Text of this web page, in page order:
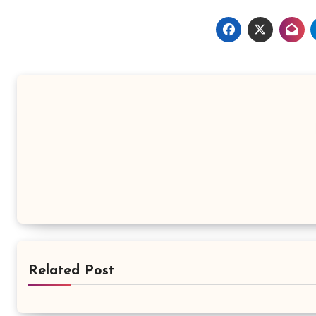
Related Post